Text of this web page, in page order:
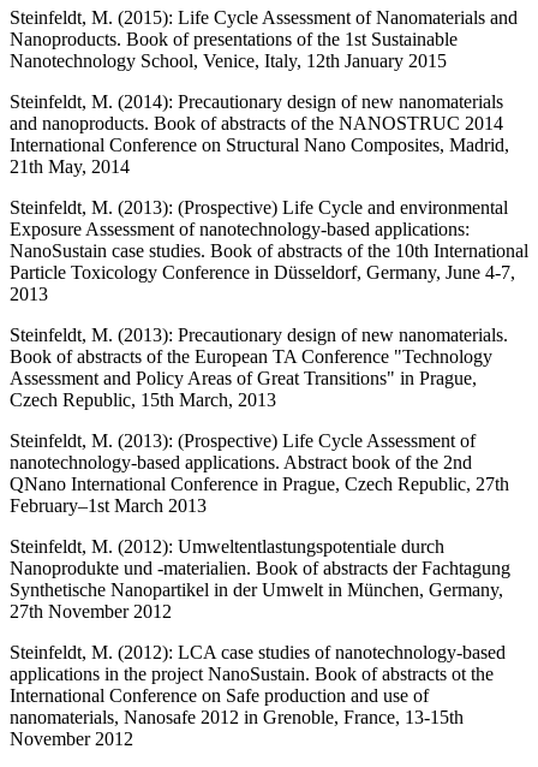
Steinfeldt, M. (2015): Life Cycle Assessment of Nanomaterials and
Nanoproducts. Book of presentations of the 1st Sustainable
Nanotechnology School, Venice, Italy, 12th January 2015
Steinfeldt, M. (2014): Precautionary design of new nanomaterials
and nanoproducts. Book of abstracts of the NANOSTRUC 2014
International Conference on Structural Nano Composites, Madrid,
21th May, 2014
Steinfeldt, M. (2013): (Prospective) Life Cycle and environmental
Exposure Assessment of nanotechnology-based applications:
NanoSustain case studies. Book of abstracts of the 10th International
Particle Toxicology Conference in Düsseldorf, Germany, June 4-7,
2013
Steinfeldt, M. (2013): Precautionary design of new nanomaterials.
Book of abstracts of the European TA Conference "Technology
Assessment and Policy Areas of Great Transitions" in Prague,
Czech Republic, 15th March, 2013
Steinfeldt, M. (2013): (Prospective) Life Cycle Assessment of
nanotechnology-based applications. Abstract book of the 2nd
QNano International Conference in Prague, Czech Republic, 27th
February–1st March 2013
Steinfeldt, M. (2012): Umweltentlastungspotentiale durch
Nanoprodukte und -materialien. Book of abstracts der Fachtagung
Synthetische Nanopartikel in der Umwelt in München, Germany,
27th November 2012
Steinfeldt, M. (2012): LCA case studies of nanotechnology-based
applications in the project NanoSustain. Book of abstracts ot the
International Conference on Safe production and use of
nanomaterials, Nanosafe 2012 in Grenoble, France, 13-15th
November 2012